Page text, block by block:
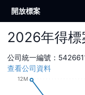
開放標案
2026年得標
公司統一編號：
查看公司資料
12M